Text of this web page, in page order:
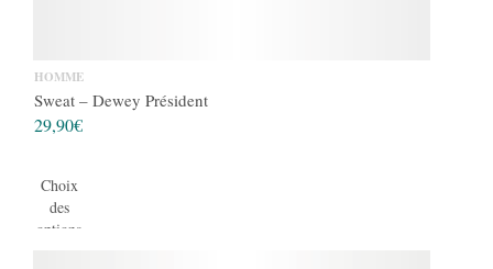
HOMME
Sweat – Dewey Président
29,90€
Choix
des
options